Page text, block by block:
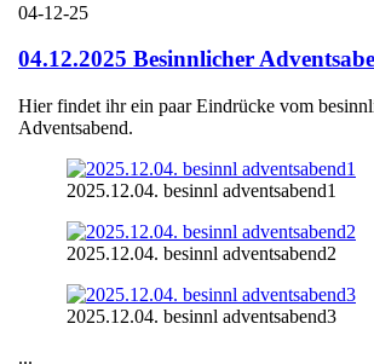
04-12-25
04.12.2025 Besinnlicher
Hier findet ihr ein paar Eindrücke vom
Adventsabend.
2025.12.04. besinnl adventsabend1
2025.12.04. besinnl adventsabend2
2025.12.04. besinnl adventsabend3
...